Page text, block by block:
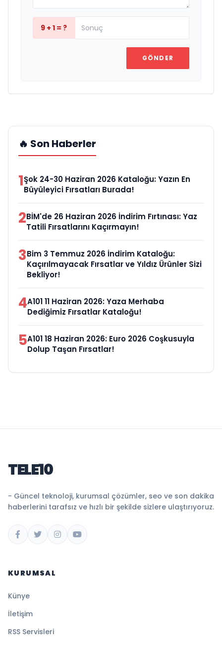
9 + 1 = ?
GÖNDER
🔥 Son Haberler
1Şok 24-30 Haziran 2026 Kataloğu: Yazın En
Büyüleyici Fırsatları Burada!
2BİM'de 26 Haziran 2026 İndirim Fırtınası: Yaz
Tatili Fırsatlarını Kaçırmayın!
3Bim 3 Temmuz 2026 İndirim Kataloğu:
Kaçırılmayacak Fırsatlar ve Yıldız Ürünler Sizi
Bekliyor!
4A101 11 Haziran 2026: Yaza Merhaba
Dediğimiz Fırsatlar Kataloğu!
5A101 18 Haziran 2026: Euro 2026 Coşkusuyla
Dolup Taşan Fırsatlar!
TELE10
- Güncel teknoloji, kurumsal çözümler, seo ve son dakika
haberlerini tarafsız ve hızlı bir şekilde sizlere ulaştırıyoruz.
KURUMSAL
Künye
İletişim
RSS Servisleri